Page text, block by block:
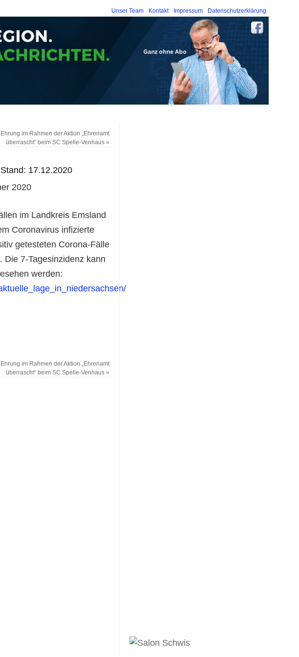
Unser Team Kontakt Impressum Datenschutzerklärung
Ehrung im Rahmen der Aktion „Ehrenamt
überrascht“ beim SC Spelle-Venhaus»
17.12.2020
2020
im Landkreis Emsland
Coronavirus infizierte
getesteten Corona-Fälle
Die 7-Tagesinzidenz kann
werden:
Ehrung im Rahmen der Aktion „Ehrenamt
überrascht“ beim SC Spelle-Venhaus»